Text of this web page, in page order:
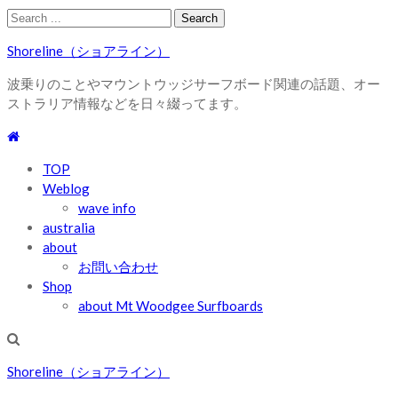
Skip
navigation
Skip
content
Search
Shoreline（ショアライン）
波乗りのことやマウントウッジサーフボード関連の話題、オー
ストラリア情報などを日々綴ってます。
TOP
Weblog
wave info
australia
about
お問い合わせ
Shop
about Mt Woodgee Surfboards
Shoreline（ショアライン）